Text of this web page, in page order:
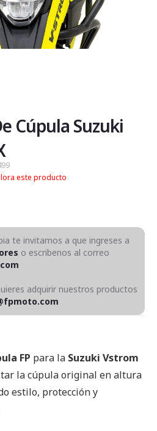
Cúpula Suzuki
este producto
te invitamos a que ingreses a
o escribenos al correo
adquirir nuestros productos
FP para la Suzuki Vstrom
la cúpula original en altura
estilo, protección y